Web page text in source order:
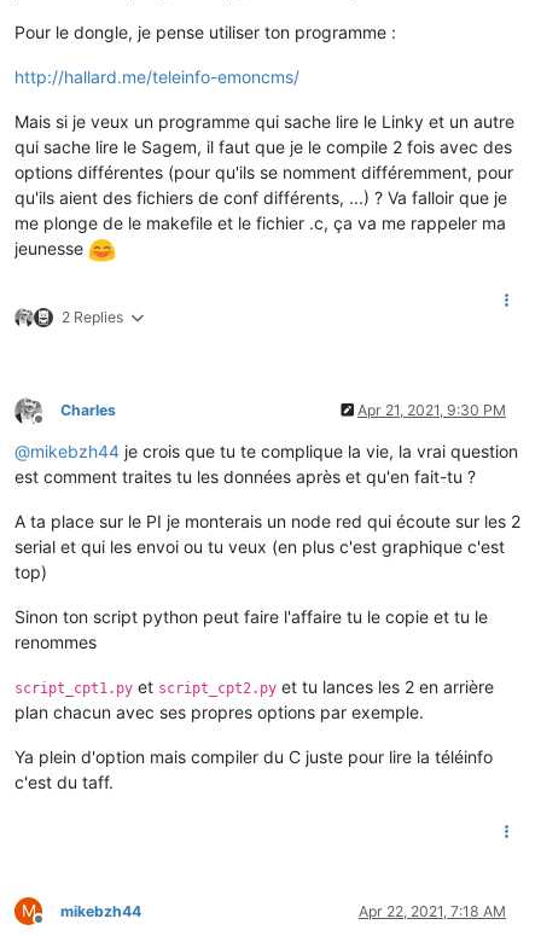
Pour le dongle, je pense utiliser ton programme :
http://hallard.me/teleinfo-emoncms/
Mais si je veux un programme qui sache lire le Linky et un autre
qui sache lire le Sagem, il faut que je le compile 2 fois avec des
options différentes (pour qu'ils se nomment différemment, pour
qu'ils aient des fichiers de conf différents, ...) ? Va falloir que je
me plonge de le makefile et le fichier .c, ça va me rappeler ma
jeunesse
2 Replies
Offline
Charles Apr 21, 2021, 9:30 PM
@mikebzh44 je crois que tu te complique la vie, la vrai question
est comment traites tu les données après et qu'en fait-tu ?
A ta place sur le PI je monterais un node red qui écoute sur les 2
serial et qui les envoi ou tu veux (en plus c'est graphique c'est
top)
Sinon ton script python peut faire l'affaire tu le copie et tu le
renommes
script_cpt1.py et script_cpt2.py et tu lances les 2 en arrière
plan chacun avec ses propres options par exemple.
Ya plein d'option mais compiler du C juste pour lire la téléinfo
c'est du taff.
M
Offline
mikebzh44 Apr 22, 2021, 7:18 AM